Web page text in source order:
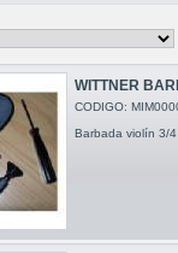
WITTNER
CODIGO:
Barbada violín 3/